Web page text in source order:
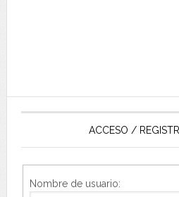
ACCESO /
Nombre de usuario: